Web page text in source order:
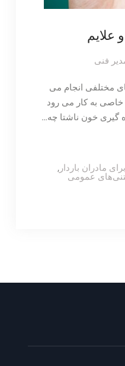
علایم
فنی
مختلفی انجام می
خاصی به کار می رود
گیری خون ناشتا چه…
برای مادران باردار,
عمومی